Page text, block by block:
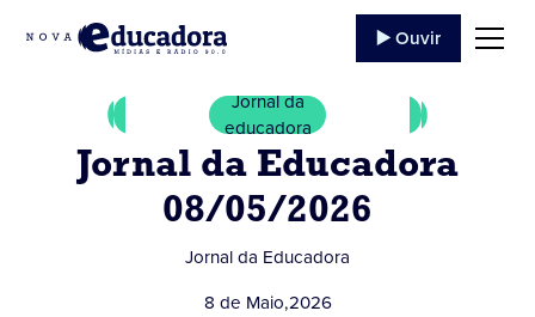
▶️ Ouvir
Jornal da
educadora
Jornal da Educadora
08/05/2026
Jornal da Educadora
8 de Maio,2026